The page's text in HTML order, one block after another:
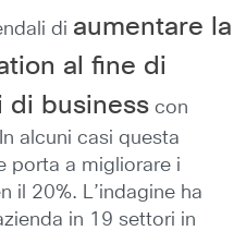
di aumentare la
al fine di
di business con
alcuni casi questa
porta a migliorare i
il 20%. L’indagine ha
in 19 settori in